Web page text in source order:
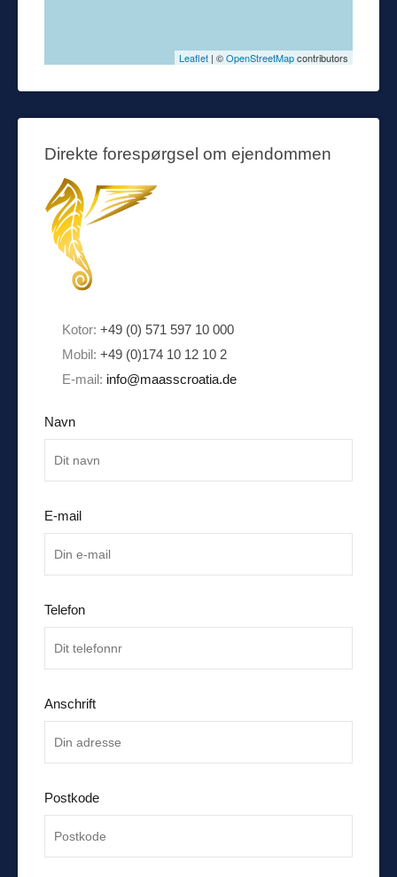
Leaflet | ©OpenStreetMapcontributors
Direkte forespørgsel om ejendommen
Kotor: +49 (0) 571 597 10 000
Mobil: +49 (0)174 10 12 10 2
E-mail: info@maasscroatia.de
Navn
E-mail
Telefon
Anschrift
Postkode